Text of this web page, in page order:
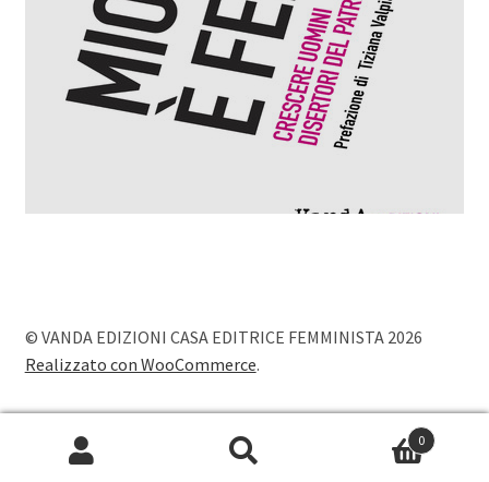
© VANDA EDIZIONI CASA EDITRICE FEMMINISTA 2026
Realizzato con WooCommerce.
0